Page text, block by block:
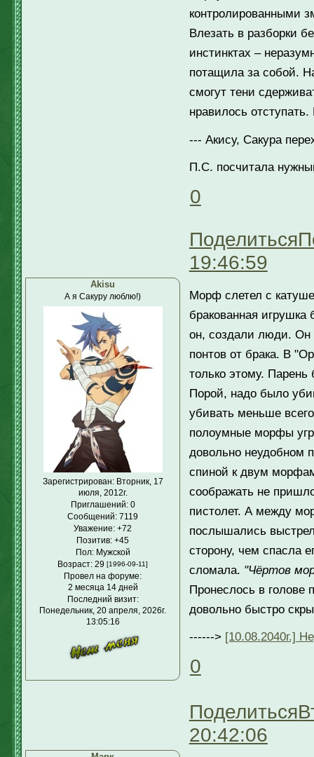
контролированными
Влезать в разборки
инстинктах –
потащила за собой.
смогут тени
нравилось
--- Акису, Сакура
П.С. посчитала
0
Поделиться
19:46:59
Akisu
А я Сакуру люблю!)
Зарегистрирован: Вторник, 17
июля, 2012г.
Приглашений:0
Сообщений: 7119
Уважение: +72
Позитив: +45
Пол:Мужской
Возраст: 29[1996-09-11]
Провел на форуме:
2 месяца 14 дней
Последний визит:
Понедельник, 20 апреля, 2026г.
13:05:16
Морф слетел с
бракованная игрушка
он, создали люди. Он
понтов от брака. В
только этому. Парень
Порой, надо было
убивать меньше
полоумные морфы
довольно неудобном
спиной к двум
соображать не
пистолет. А между
послышались
сторону, чем спасла
сломала. "Чёртов
Пронеслось в голове
довольно быстро
------> [10.08.2040г.]
0
Поделиться
20:42:06